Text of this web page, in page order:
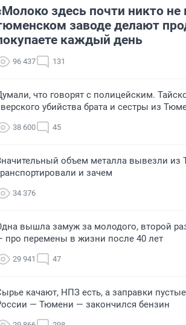
здесь почти никто не
заводе делают
каждый день
96 437 131
что говорят с полицейским.
убийства брата и сестры из
38 600 45
объем металла вывезли из
и зачем
34 376
вышла замуж за молодого, второй
про перемены в жизни после 40 лет
29 941 47
качают, НПЗ есть, а заправки
— Тюмени — закончился бензин